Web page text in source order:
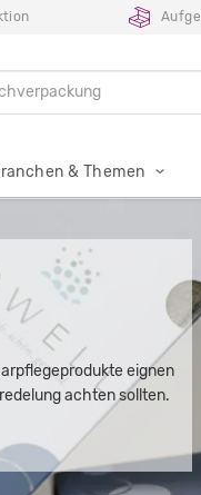
& Themen
eignen
achten sollten.